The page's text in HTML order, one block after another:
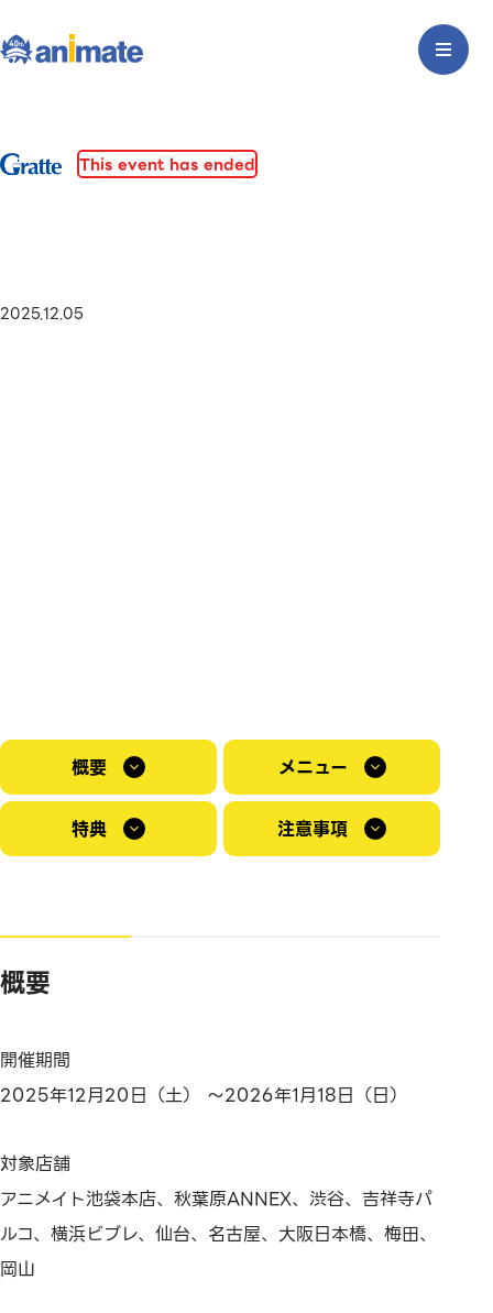
This event has ended
2025.12.05
概要 メニュー
特典 注意事項
概要
開催期間
2025年12月20日（土） ～2026年1月18日（日）
対象店舗
アニメイト池袋本店、秋葉原ANNEX、渋谷、吉祥寺パ
ルコ、横浜ビブレ、仙台、名古屋、大阪日本橋、梅田、
岡山